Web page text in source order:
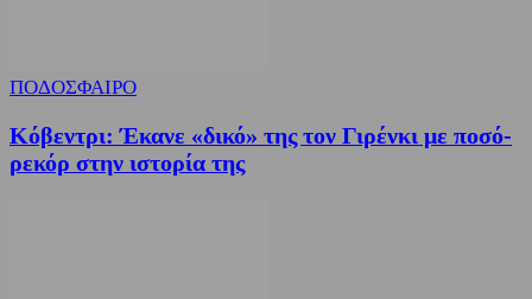
ΠΟΔΟΣΦΑΙΡΟ
Κόβεντρι: Έκανε «δικό» της τον Γιρένκι με ποσό-
ρεκόρ στην ιστορία της